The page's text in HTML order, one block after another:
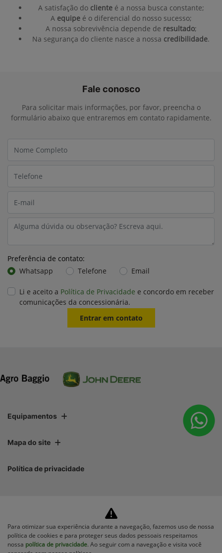
A satisfação do clienteé a nossa busca constante;
A equipeé o diferencial do nosso sucesso;
A nossa sobrevivência depende de resultado;
Na segurança do cliente nasce a nossa credibilidade.
Fale conosco
Para solicitar mais informações, por favor, preencha o
formulário abaixo que entraremos em contato rapidamente.
Preferência de contato:
Whatsapp
Telefone Email
Li e aceito a Política de Privacidade e concordo em receber
comunicações da concessionária.
Entrar em contato
Equipamentos
Mapa do site
Política de privacidade
No trânsito, enxergar o outro
Para otimizar sua experiência durante a navegação, fazemos uso de nossa
política de cookies e para proteger seus dados pessoais respeitamos
nossa política de privacidade. Ao seguir com a navegação e visita você